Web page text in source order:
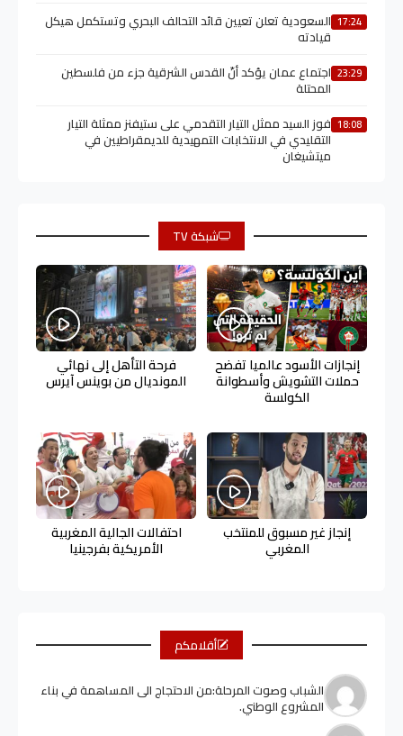
17:24 السعودية تعلن تعيين قائد التحالف البحري وتستكمل هيكل
قيادته
23:29 اجتماع عمان يؤكد أنّ القدس الشرقية جزء من فلسطين
المحتلة
18:08 فوز السيد ممثل التيار التقدمي على ستيفنز ممثلة التيار
التقليدي في الانتخابات التمهيدية للديمقراطيين في
ميتشيغان
شبكة TV
إنجازات الأسود عالميا تفضح
حملات التشويش وأسطوانة
الكولسة
فرحة التأهل إلى نهائي
المونديال من بوينس آيرس
إنجاز غير مسبوق للمنتخب
المغربي
احتفالات الجالية المغربية
الأمريكية بفرجينيا
أقلامكم
الشباب وصوت المرحلة:من الاحتجاج الى المساهمة في بناء
المشروع الوطني.